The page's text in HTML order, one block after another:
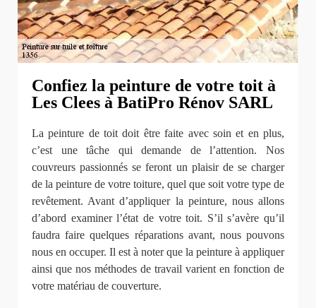
Confiez la peinture de votre toit à
Les Clees à BatiPro Rénov SARL
La peinture de toit doit être faite avec soin et en plus,
c’est une tâche qui demande de l’attention. Nos
couvreurs passionnés se feront un plaisir de se charger
de la peinture de votre toiture, quel que soit votre type de
revêtement. Avant d’appliquer la peinture, nous allons
d’abord examiner l’état de votre toit. S’il s’avère qu’il
faudra faire quelques réparations avant, nous pouvons
nous en occuper. Il est à noter que la peinture à appliquer
ainsi que nos méthodes de travail varient en fonction de
votre matériau de couverture.